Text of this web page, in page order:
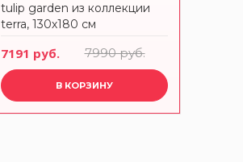
tulip garden из коллекции
terra, 130х180 см
7191 руб. 7990 руб.
В КОРЗИНУ